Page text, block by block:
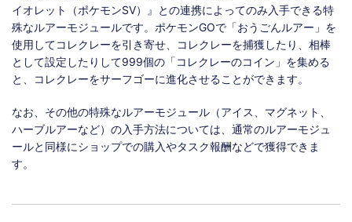
イオレット（ポケモンSV）』との連携によってのみ入手できる特
殊なルアーモジュールです。ポケモンGOで「おうごんルアー」を
使用してコレクレーを引き寄せ、コレクレーを捕獲したり、相棒
として設定したりして999個の「コレクレーのコイン」を集める
と、コレクレーをサーフゴーに進化させることができます。
なお、その他の特殊なルアーモジュール（アイス、マグネット、
ハーブルアーなど）の入手方法については、通常のルアーモジュ
ールと同様にショップでの購入やタスク報酬などで獲得できま
す。